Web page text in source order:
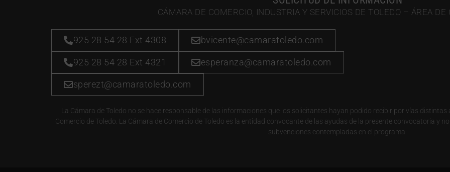
CÁMARA DE COMERCIO, INDUSTRIA Y SERVICIOS DE TOLEDO – ÁREA
925 28 54 28 Ext 4308 bvicente@camaratoledo.com
925 28 54 28 Ext 4321 esperanza@camaratoledo.com
sperezt@camaratoledo.com
La Cámara de Toledo no se hace responsable de las informaciones que los solicitantes hayan podido recibir por vías
Comercio de Toledo. La Cámara de Comercio de Toledo es la entidad convocante de las ayudas de la presente convocatoria y
subvenciones contempladas en el programa.